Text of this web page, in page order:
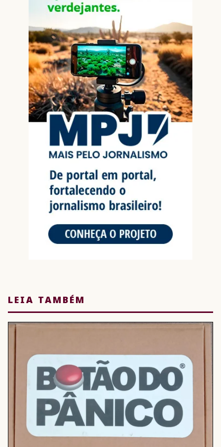
LEIA TAMBÉM